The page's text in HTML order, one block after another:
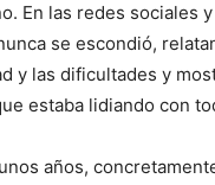
En las redes sociales
se escondió,
y las dificultades y
estaba lidiando con
años,